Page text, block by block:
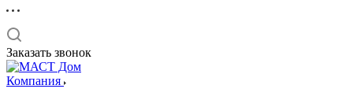
Заказать звонок
Компания